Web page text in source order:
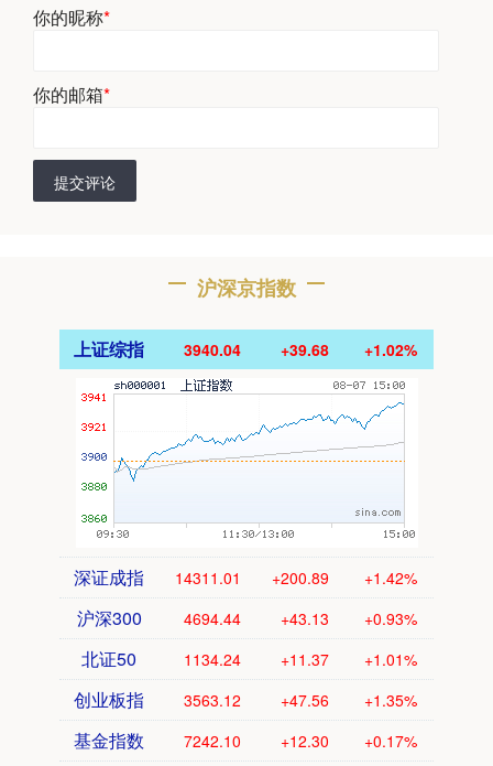
你的昵称*
你的邮箱*
提交评论
沪深京指数
上证综指 3940.04 +39.68 +1.02%
深证成指 14311.01 +200.89 +1.42%
沪深300 4694.44 +43.13 +0.93%
北证50 1134.24 +11.37 +1.01%
创业板指 3563.12 +47.56 +1.35%
基金指数 7242.10 +12.30 +0.17%